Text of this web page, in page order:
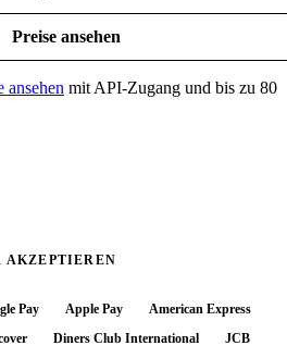
Preise ansehen
ansehen mit API-Zugang und bis zu 80
AKZEPTIEREN
Pay Apple Pay
American Express
Diners Club International
JCB